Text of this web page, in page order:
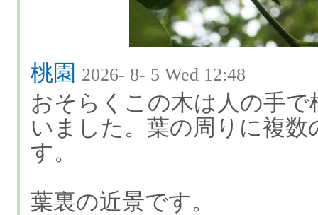
桃園 2026- 8- 5 Wed 12:48
おそらくこの木は人の手
いました。葉の周りに複
す。
葉裏の近景です。